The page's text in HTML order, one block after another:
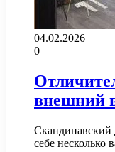
04.02.2026
0
внешний
Скандинавский
себе несколько